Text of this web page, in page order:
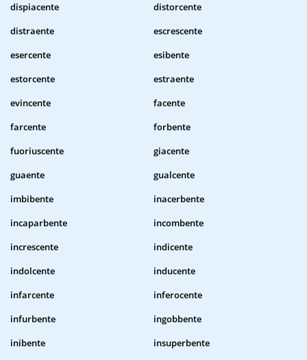
dispiacente
distorcente
distraente
escrescente
esercente
esibente
estorcente
estraente
evincente
facente
farcente
forbente
fuoriuscente
giacente
guaente
gualcente
imbibente
inacerbente
incaparbente
incombente
increscente
indicente
indolcente
inducente
infarcente
inferocente
infurbente
ingobbente
inibente
insuperbente